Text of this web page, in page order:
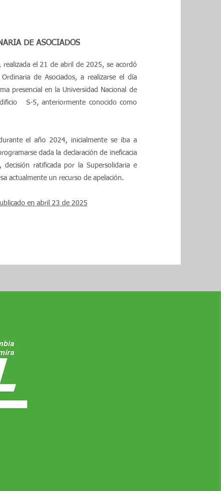
y
saber
es una
para tus
para
tus
o video para
DE ASOCIADOS
el 21 de abril de 2025, se acordó
de Asociados, a realizarse el día
presencial en la Universidad Nacional de
S-5, anteriormente conocido como
el año 2024, inicialmente se iba a
dada la declaración de ineficacia
ratificada por la Supersolidaria e
actualmente un recurso de apelación.
en abril 23 de 2025